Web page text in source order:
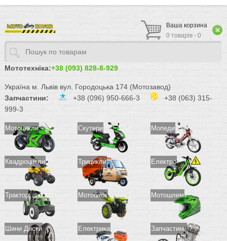
Ваша корзина
0 товарів - 0
Мототехніка:+38 (093) 828-8-929
Україна м. Львів вул. Городоцька 174 (Мотозавод)
Запчастини:
+38 (096) 950-666-3
+38 (063) 315-
999-3
Мотоцикли Скутери Мопеди
Квадроцикли Трицикли Електро
Трактор Мотоблок Мотошлем
Шини Диски Електрика Запчастини